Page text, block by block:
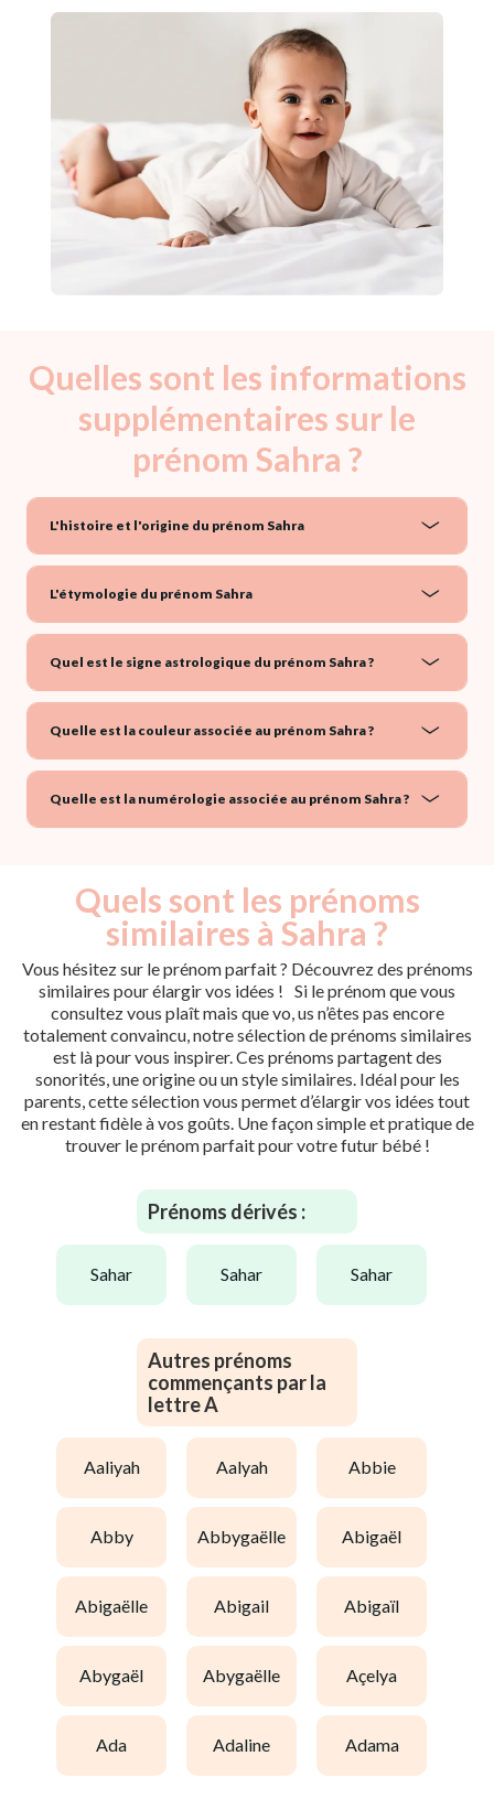
Quelles sont les informations
supplémentaires sur le
prénom Sahra ?
L'histoire et l'origine du prénom Sahra
L'étymologie du prénom Sahra
Quel est le signe astrologique du prénom Sahra ?
Quelle est la couleur associée au prénom Sahra ?
Quelle est la numérologie associée au prénom Sahra ?
Quels sont les prénoms
similaires à Sahra ?
Vous hésitez sur le prénom parfait ? Découvrez des prénoms
similaires pour élargir vos idées ! Si le prénom que vous
consultez vous plaît mais que vo, us n’êtes pas encore
totalement convaincu, notre sélection de prénoms similaires
est là pour vous inspirer. Ces prénoms partagent des
sonorités, une origine ou un style similaires. Idéal pour les
parents, cette sélection vous permet d’élargir vos idées tout
en restant fidèle à vos goûts. Une façon simple et pratique de
trouver le prénom parfait pour votre futur bébé !
Prénoms dérivés :
sahar sahar sahar
Autres prénoms
commençants par la
lettre A
aaliyah aalyah abbie
abby abbygaëlle abigaël
abigaëlle abigail abigaïl
abygaël abygaëlle açelya
ada adaline adama